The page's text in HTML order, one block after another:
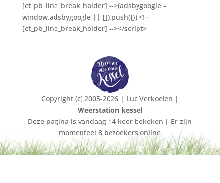
[et_pb_line_break_holder] -->(adsbygoogle =
window.adsbygoogle || []).push({});<!--
[et_pb_line_break_holder] --></script>
Copyright (c) 2005-2026 | Luc Verkoelen |
Weerstation kessel
Deze pagina is vandaag 14 keer bekeken | Er zijn
momenteel 8 bezoekers online